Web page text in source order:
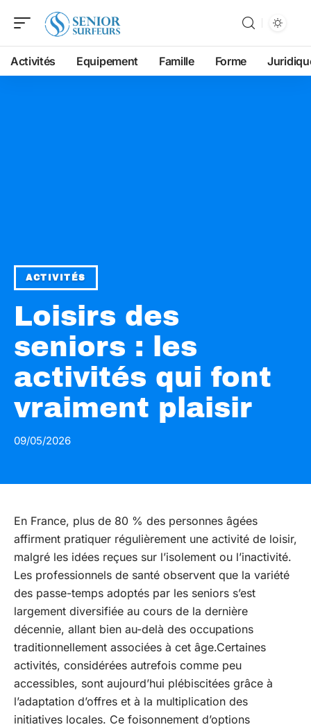
Activités Equipement Famille Forme
ACTIVITÉS
Loisirs des
seniors : les
activités qui font
vraiment plaisir
09/05/2026
En France, plus de 80 % des personnes âgées
affirment pratiquer régulièrement une activité de loisir,
malgré les idées reçues sur l’isolement ou l’inactivité.
Les professionnels de santé observent que la variété
des passe-temps adoptés par les seniors s’est
largement diversifiée au cours de la dernière
décennie, allant bien au-delà des occupations
traditionnellement associées à cet âge.Certaines
activités, considérées autrefois comme peu
accessibles, sont aujourd’hui plébiscitées grâce à
l’adaptation d’offres et à la multiplication des
initiatives locales. Ce foisonnement d’options